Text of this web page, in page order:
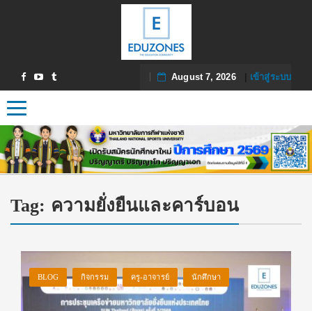
August 7, 2026| เข้าสู่ระบบ
Toggle navigation
Tag: ความยั่งยืนและคาร์บอน
BLOG กิจกรรม ครู-อาจารย์ นักศึกษา